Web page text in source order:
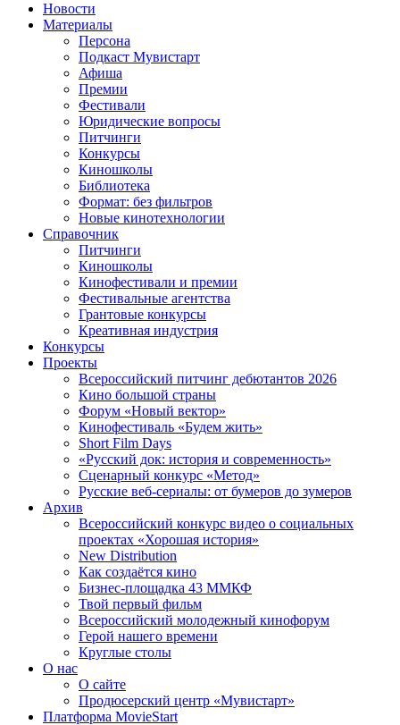
Новости
Материалы
Персона
Подкаст Мувистарт
Афиша
Премии
Фестивали
Юридические вопросы
Питчинги
Конкурсы
Киношколы
Библиотека
Формат: без фильтров
Новые кинотехнологии
Справочник
Питчинги
Киношколы
Кинофестивали и премии
Фестивальные агентства
Грантовые конкурсы
Креативная индустрия
Конкурсы
Проекты
Всероссийский питчинг дебютантов 2026
Кино большой страны
Форум «Новый вектор»
Кинофестиваль «Будем жить»
Short Film Days
«Русский док: история и современность»
Сценарный конкурс «Метод»
Русские веб-сериалы: от бумеров до зумеров
Архив
Всероссийский конкурс видео о социальных
проектах «Хорошая история»
New Distribution
Как создаётся кино
Бизнес-площадка 43 ММКФ
Твой первый фильм
Всероссийский молодежный кинофорум
Герой нашего времени
Круглые столы
О нас
О сайте
Продюсерский центр «Мувистарт»
Платформа MovieStart